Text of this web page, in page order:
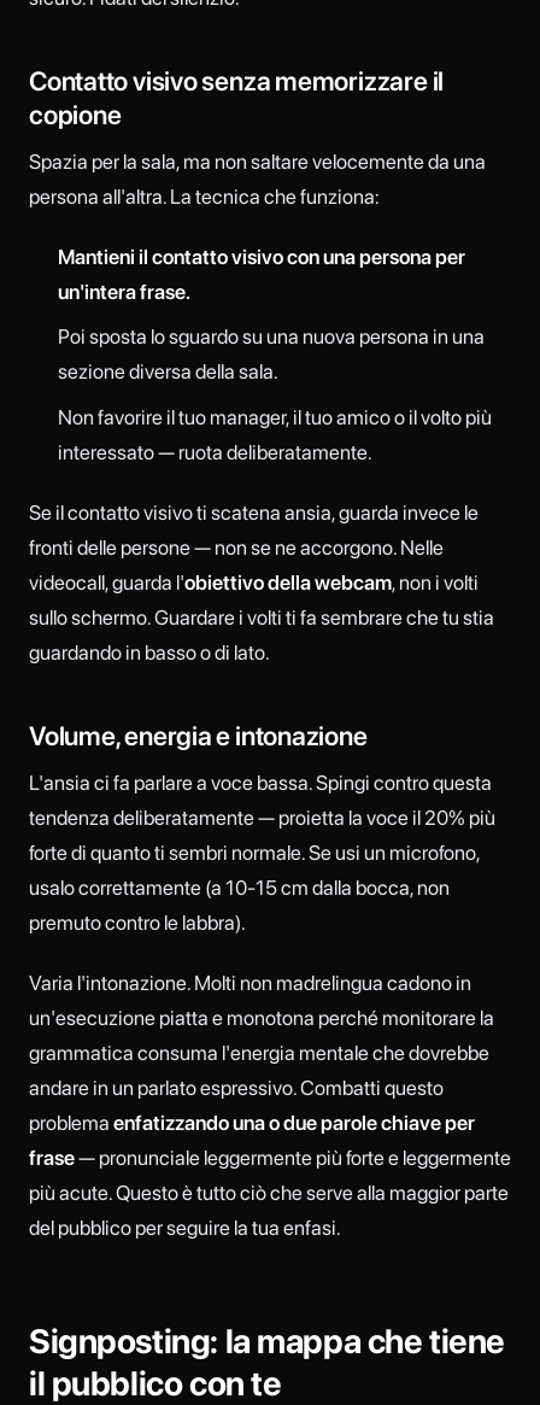
Contatto visivo senza memorizzare il
copione
Spazia per la sala, ma non saltare velocemente da una
persona all'altra. La tecnica che funziona:
Mantieni il contatto visivo con una persona per
un'intera frase.
Poi sposta lo sguardo su una nuova persona in una
sezione diversa della sala.
Non favorire il tuo manager, il tuo amico o il volto più
interessato — ruota deliberatamente.
Se il contatto visivo ti scatena ansia, guarda invece le
fronti delle persone — non se ne accorgono. Nelle
videocall, guarda l'obiettivo della webcam, non i volti
sullo schermo. Guardare i volti ti fa sembrare che tu stia
guardando in basso o di lato.
Volume, energia e intonazione
L'ansia ci fa parlare a voce bassa. Spingi contro questa
tendenza deliberatamente — proietta la voce il 20% più
forte di quanto ti sembri normale. Se usi un microfono,
usalo correttamente (a 10-15 cm dalla bocca, non
premuto contro le labbra).
Varia l'intonazione. Molti non madrelingua cadono in
un'esecuzione piatta e monotona perché monitorare la
grammatica consuma l'energia mentale che dovrebbe
andare in un parlato espressivo. Combatti questo
problema enfatizzando una o due parole chiave per
frase— pronunciale leggermente più forte e leggermente
più acute. Questo è tutto ciò che serve alla maggior parte
del pubblico per seguire la tua enfasi.
Signposting: la mappa che tiene
il pubblico con te